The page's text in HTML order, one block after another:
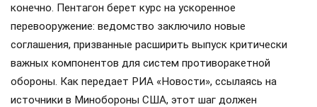
конечно. Пентагон берет курс на ускоренное
перевооружение: ведомство заключило новые
соглашения, призванные расширить выпуск критически
важных компонентов для систем противоракетной
обороны. Как передает РИА «Новости», ссылаясь на
источники в Минобороны США, этот шаг должен